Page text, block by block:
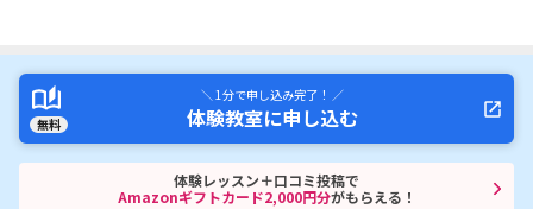
無料
＼ 1分で申し込み完了！ ／
体験教室に申し込む
体験レッスン＋口コミ投稿で
Amazonギフトカード2,000円分がもらえる！